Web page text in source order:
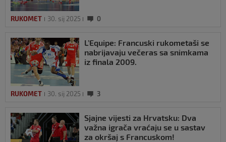
RUKOMET 30. sij 2025 0
L’Equipe: Francuski rukometaši se
nabrijavaju večeras sa snimkama
iz finala 2009.
RUKOMET 30. sij 2025 3
Sjajne vijesti za Hrvatsku: Dva
važna igrača vraćaju se u sastav
za okršaj s Francuskom!